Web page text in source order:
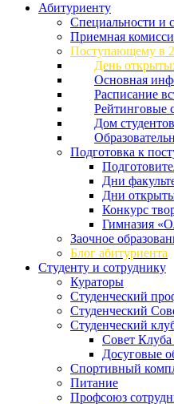
Абитуриенту
Специальности и
Приемная
Поступающему в
День
Основная
Расписание
Рейтинговые
Дом
Подготовка к
Дни
Дни
Конкурс
Гимназия
Заочное
Блог абитуриента
Студенту и сотруднику
Кураторы
Студенческий
Студенческий
Студенческий
Совет Клуба
Досуговые
Спортивный
Питание
Профсоюз